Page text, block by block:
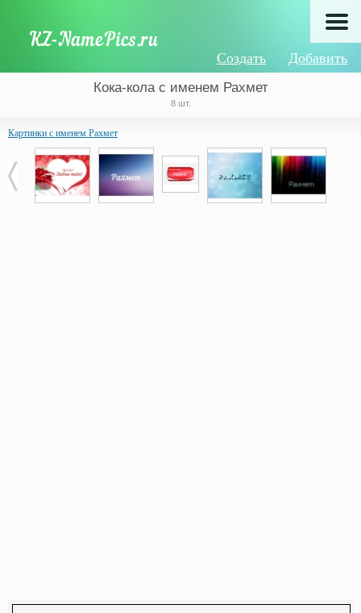
Добавить
Создать
Кока-кола с именем Рахмет
8 шт.
Картинки с именем Рахмет